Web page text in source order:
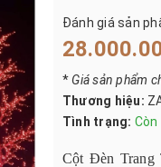
Đánh giá sản
*Giá sản phẩm
Thương hiệu:
Tình trạng: Còn
Cột Đèn Trang